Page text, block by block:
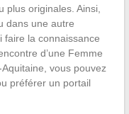
plus originales. Ainsi,
dans une autre
faire la connaissance
d’une Femme
vous pouvez
préférer un portail